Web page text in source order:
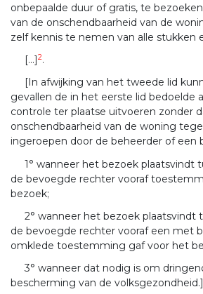
onbepaalde duur of gratis, te
van de onschendbaarheid van de
zelf kennis te nemen van alle stukken
[...]2.
[In afwijking van het tweede lid
gevallen de in het eerste lid bedoelde
controle ter plaatse uitvoeren zonder
onschendbaarheid van de woning
ingeroepen door de beheerder of een
1° wanneer het bezoek plaatsvindt
de bevoegde rechter vooraf
bezoek;
2° wanneer het bezoek plaatsvindt
de bevoegde rechter vooraf een met
omklede toestemming gaf voor het
3° wanneer dat nodig is om
bescherming van de volksgezondheid.]